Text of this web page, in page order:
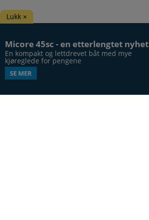
Micore 45sc - en etterlengtet nyhet
En kompakt og lettdrevet båt med mye
kjøreglede for pengene
SE MER
Lukk ×